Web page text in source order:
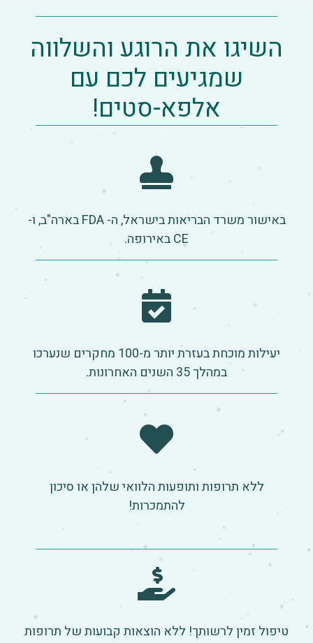
השיגו את הרוגע והשלווה
שמגיעים לכם עם
אלפא-סטים!
באישור משרד הבריאות בישראל, ה- FDA בארה"ב, ו-
CE באירופה.
יעילות מוכחת בעזרת יותר מ-100 מחקרים שנערכו
במהלך 35 השנים האחרונות.
ללא תרופות ותופעות הלוואי שלהן או סיכון
להתמכרות!
טיפול זמין לרשותך! ללא הוצאות קבועות של תרופות